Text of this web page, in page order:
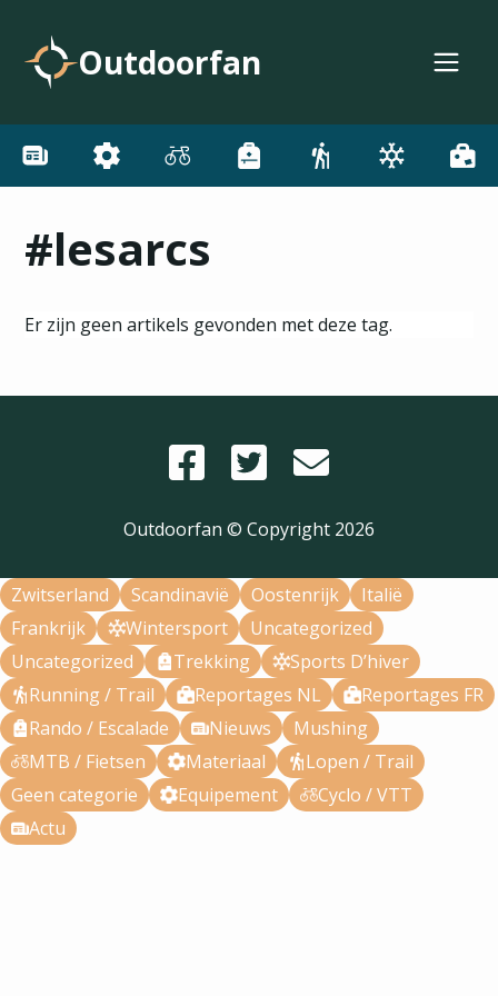
Outdoorfan
#lesarcs
Er zijn geen artikels gevonden met deze tag.
Outdoorfan © Copyright 2026
Zwitserland Scandinavië Oostenrijk
Italië
Frankrijk
Wintersport
Uncategorized
Uncategorized
Trekking
Sports D’hiver
Running / Trail
Reportages NL
Reportages FR
Rando / Escalade
Nieuws
Mushing
MTB / Fietsen
Materiaal
Lopen / Trail
Geen categorie
Equipement
Cyclo / VTT
Actu